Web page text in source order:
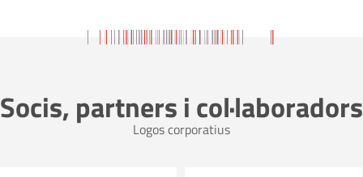
Socis, partners i col·laboradors
Logos corporatius